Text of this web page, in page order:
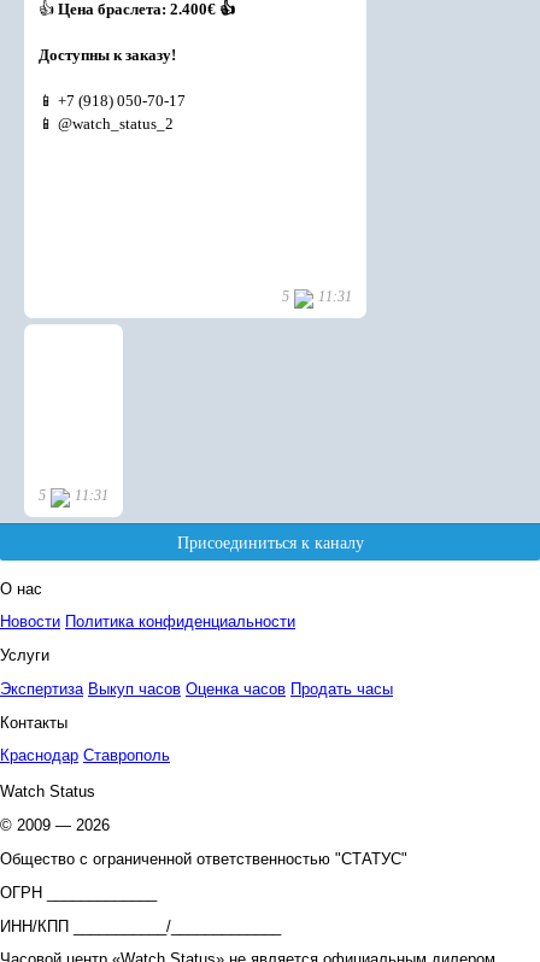
О нас
Новости Политика конфиденциальности
Услуги
Экспертиза Выкуп часов Оценка часов Продать часы
Контакты
Краснодар Ставрополь
Watch Status
© 2009 — 2026
Общество с ограниченной ответственностью "СТАТУС"
ОГРН _____________
ИНН/КПП ___________/_____________